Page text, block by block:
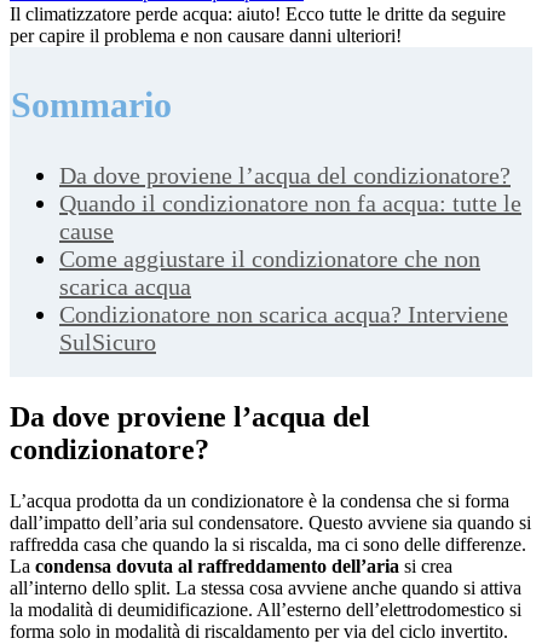
Il climatizzatore perde acqua: aiuto! Ecco tutte le dritte da seguire
per capire il problema e non causare danni ulteriori!
Sommario
Da dove proviene l’acqua del condizionatore?
Quando il condizionatore non fa acqua: tutte le
cause
Come aggiustare il condizionatore che non
scarica acqua
Condizionatore non scarica acqua? Interviene
SulSicuro
Da dove proviene l’acqua del
condizionatore?
L’acqua prodotta da un condizionatore è la condensa che si forma
dall’impatto dell’aria sul condensatore. Questo avviene sia quando si
raffredda casa che quando la si riscalda, ma ci sono delle differenze.
La condensa dovuta al raffreddamento dell’aria si crea
all’interno dello split. La stessa cosa avviene anche quando si attiva
la modalità di deumidificazione. All’esterno dell’elettrodomestico si
forma solo in modalità di riscaldamento per via del ciclo invertito.